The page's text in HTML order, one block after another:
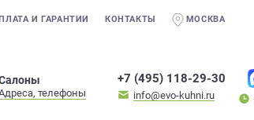
И ГАРАНТИИ КОНТАКТЫ МОСКВА
телефоны
+7 (495) 118-29-30
info@evo-kuhni.ru